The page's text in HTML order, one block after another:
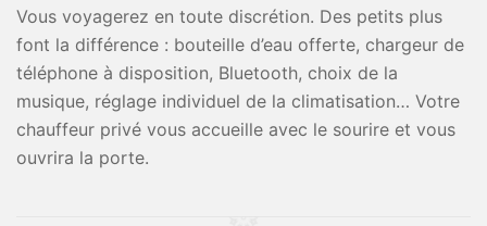
Vous voyagerez en toute discrétion. Des petits plus
font la différence : bouteille d’eau offerte, chargeur de
téléphone à disposition, Bluetooth, choix de la
musique, réglage individuel de la climatisation… Votre
chauffeur privé vous accueille avec le sourire et vous
ouvrira la porte.